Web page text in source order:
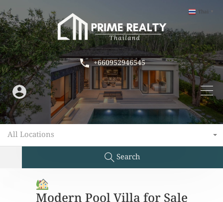
+660952946545
All Locations
Search
Thai